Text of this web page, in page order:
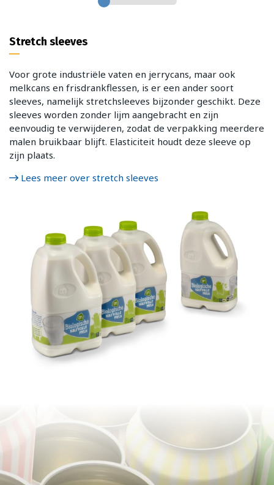
Stretch sleeves
Voor grote industriële vaten en jerrycans, maar ook
melkcans en frisdrankflessen, is er een ander soort
sleeves, namelijk stretchsleeves bijzonder geschikt. Deze
sleeves worden zonder lijm aangebracht en zijn
eenvoudig te verwijderen, zodat de verpakking meerdere
malen bruikbaar blijft. Elasticiteit houdt deze sleeve op
zijn plaats.
Lees meer over stretch sleeves